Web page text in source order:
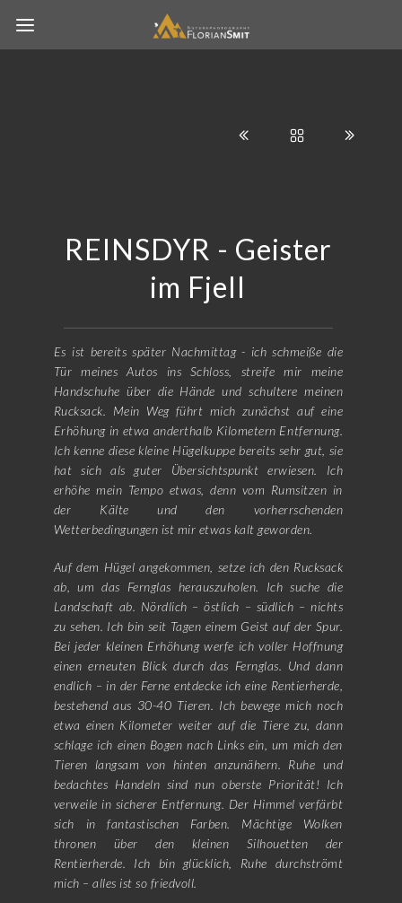
REINSDYR - Geister
im Fjell
Es ist bereits später Nachmittag - ich schmeiße die
Tür meines Autos ins Schloss, streife mir meine
Handschuhe über die Hände und schultere meinen
Rucksack. Mein Weg führt mich zunächst auf eine
Erhöhung in etwa anderthalb Kilometern Entfernung.
Ich kenne diese kleine Hügelkuppe bereits sehr gut, sie
hat sich als guter Übersichtspunkt erwiesen. Ich
erhöhe mein Tempo etwas, denn vom Rumsitzen in
der Kälte und den vorherrschenden
Wetterbedingungen ist mir etwas kalt geworden.
Auf dem Hügel angekommen, setze ich den Rucksack
ab, um das Fernglas herauszuholen. Ich suche die
Landschaft ab. Nördlich – östlich – südlich – nichts
zu sehen. Ich bin seit Tagen einem Geist auf der Spur.
Bei jeder kleinen Erhöhung werfe ich voller Hoffnung
einen erneuten Blick durch das Fernglas. Und dann
endlich – in der Ferne entdecke ich eine Rentierherde,
bestehend aus 30-40 Tieren. Ich bewege mich noch
etwa einen Kilometer weiter auf die Tiere zu, dann
schlage ich einen Bogen nach Links ein, um mich den
Tieren langsam von hinten anzunähern. Ruhe und
bedachtes Handeln sind nun oberste Priorität! Ich
verweile in sicherer Entfernung. Der Himmel verfärbt
sich in fantastischen Farben. Mächtige Wolken
thronen über den kleinen Silhouetten der
Rentierherde. Ich bin glücklich, Ruhe durchströmt
mich – alles ist so friedvoll.